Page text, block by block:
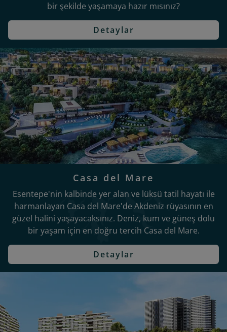
bir şekilde yaşamaya hazır mısınız?
Detaylar
Casa del Mare
Esentepe'nin kalbinde yer alan ve lüksü tatil hayatı ile
harmanlayan Casa del Mare'de Akdeniz rüyasının en
güzel halini yaşayacaksınız. Deniz, kum ve güneş dolu
bir yaşam için en doğru tercih Casa del Mare.
Detaylar